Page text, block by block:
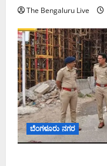
The Bengaluru Live
ಬೆಂಗಳೂರು ನಗರ